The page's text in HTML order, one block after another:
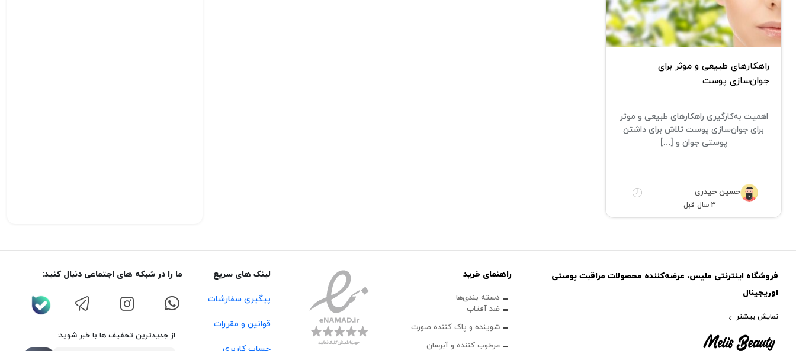
راهکارهای طبیعی و موثر برای
جوان‌سازی پوست
اهمیت به‌کار‌گیری راهکارهای طبیعی و موثر
برای جوان‌سازی پوست تلاش برای داشتن
پوستی جوان و […]
حسین حیدری
3 سال قبل
فروشگاه اینترنتی ملیس، عرضه‌کننده محصولات مراقبت پوستی
اوریجینال
نمایش بیشتر
راهنمای خرید
دسته بندی‌ها
ضد آفتاب
شوینده و پاک‌ کننده صورت
مرطوب کننده و آبرسان
لینک های سریع
پیگیری سفارشات
قوانین و مقررات
ما را در شبکه های اجتماعی دنبال کنید:
از جدیدترین تخفیف ها با خبر شوید: